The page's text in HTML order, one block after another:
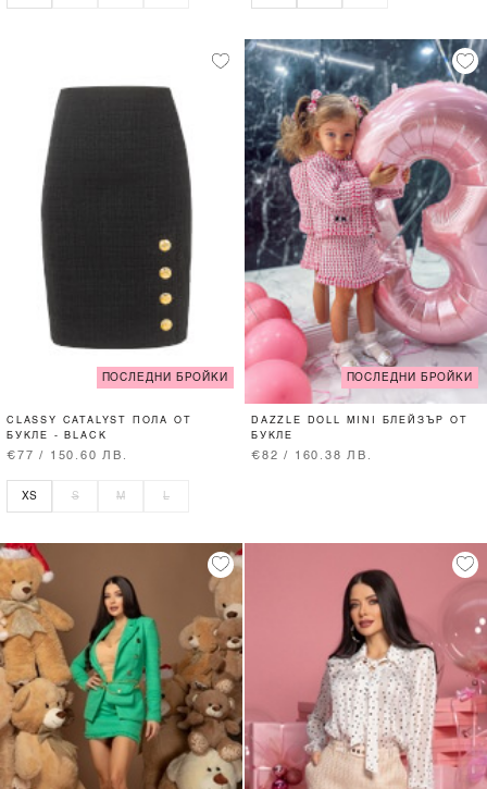
ПОСЛЕДНИ БРОЙКИ
CLASSY CATALYST ПОЛА ОТ
БУКЛЕ - BLACK
€77 / 150.60 ЛВ.
XS S M L
ПОСЛЕДНИ БРОЙКИ
DAZZLE DOLL MINI БЛЕЙЗЪР ОТ
БУКЛЕ
€82 / 160.38 ЛВ.